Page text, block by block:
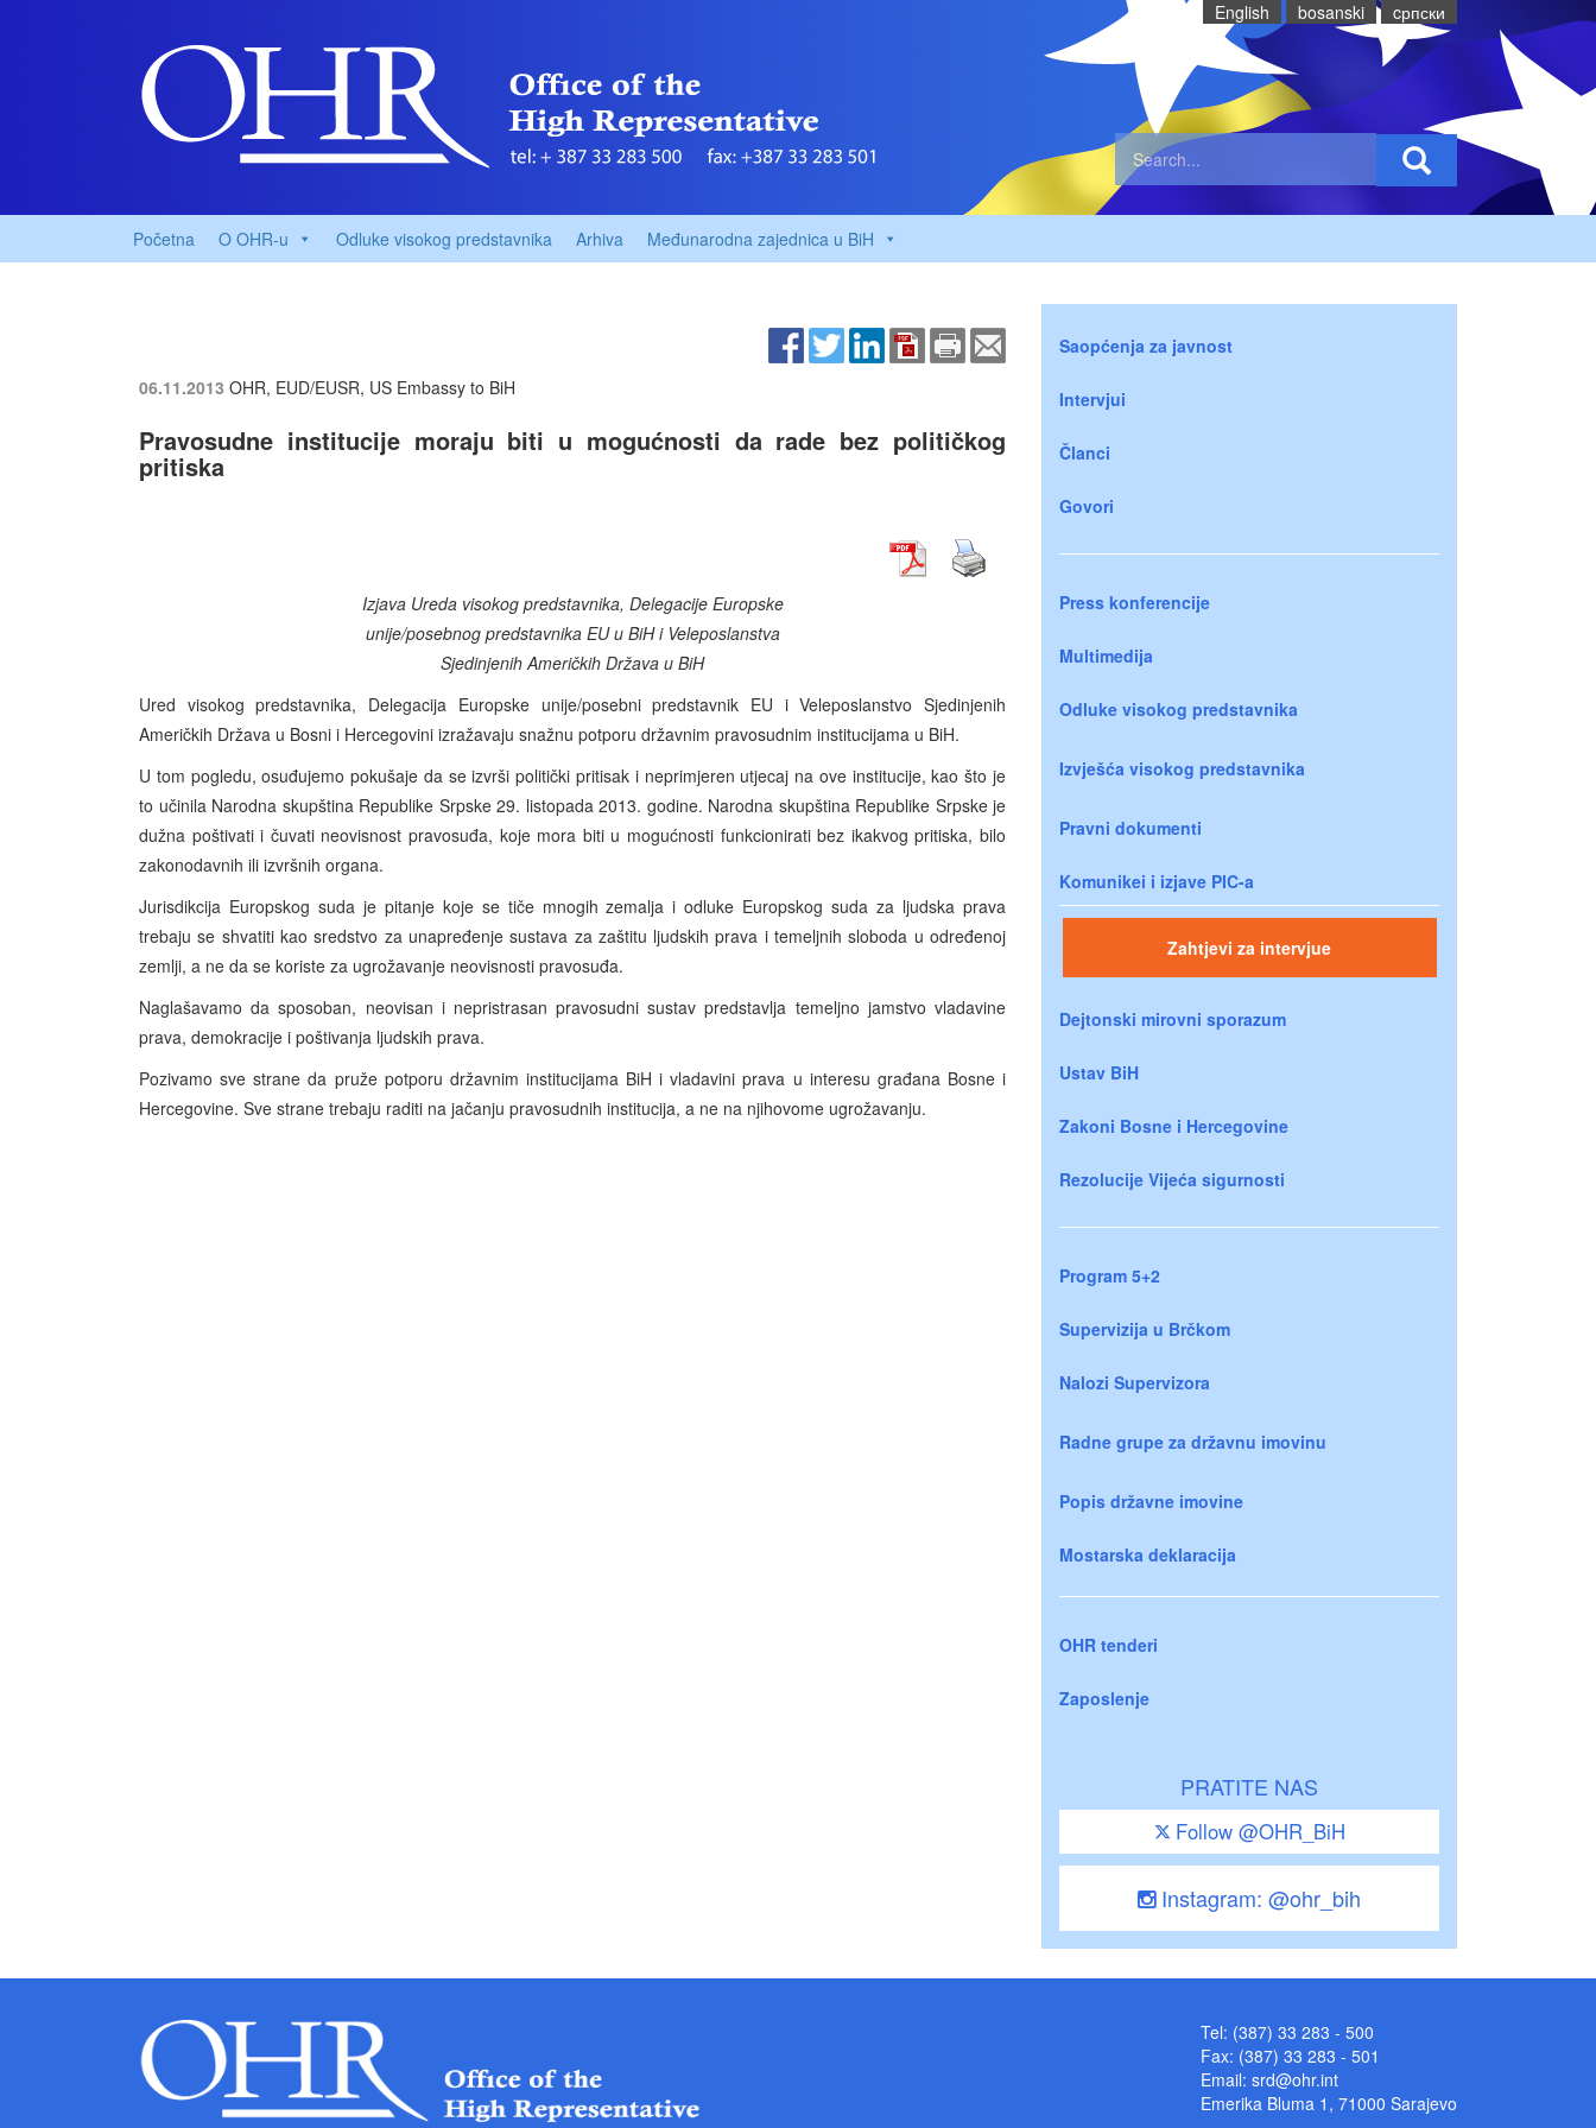
English bosanski cрпски
Početna O OHR-u Odluke visokog predstavnika Arhiva Međunarodna zajednica u BiH
06.11.2013 OHR, EUD/EUSR, US Embassy to BiH
Pravosudne institucije moraju biti u mogućnosti da rade bez političkog
pritiska
Izjava Ureda visokog predstavnika, Delegacije Europske
unije/posebnog predstavnika EU u BiH i Veleposlanstva
Sjedinjenih Američkih Država u BiH
Ured visokog predstavnika, Delegacija Europske unije/posebni predstavnik EU i Veleposlanstvo Sjedinjenih
Američkih Država u Bosni i Hercegovini izražavaju snažnu potporu državnim pravosudnim institucijama u BiH.
U tom pogledu, osuđujemo pokušaje da se izvrši politički pritisak i neprimjeren utjecaj na ove institucije, kao što je
to učinila Narodna skupština Republike Srpske 29. listopada 2013. godine. Narodna skupština Republike Srpske je
dužna poštivati i čuvati neovisnost pravosuđa, koje mora biti u mogućnosti funkcionirati bez ikakvog pritiska, bilo
zakonodavnih ili izvršnih organa.
Jurisdikcija Europskog suda je pitanje koje se tiče mnogih zemalja i odluke Europskog suda za ljudska prava
trebaju se shvatiti kao sredstvo za unapređenje sustava za zaštitu ljudskih prava i temeljnih sloboda u određenoj
zemlji, a ne da se koriste za ugrožavanje neovisnosti pravosuđa.
Naglašavamo da sposoban, neovisan i nepristrasan pravosudni sustav predstavlja temeljno jamstvo vladavine
prava, demokracije i poštivanja ljudskih prava.
Pozivamo sve strane da pruže potporu državnim institucijama BiH i vladavini prava u interesu građana Bosne i
Hercegovine. Sve strane trebaju raditi na jačanju pravosudnih institucija, a ne na njihovome ugrožavanju.
Saopćenja za javnost
Intervjui
Članci
Govori
Press konferencije
Multimedija
Odluke visokog predstavnika
Izvješća visokog predstavnika
Pravni dokumenti
Komunikei i izjave PIC-a
Zahtjevi za intervjue
Dejtonski mirovni sporazum
Ustav BiH
Zakoni Bosne i Hercegovine
Rezolucije Vijeća sigurnosti
Program 5+2
Supervizija u Brčkom
Nalozi Supervizora
Radne grupe za državnu imovinu
Popis državne imovine
Mostarska deklaracija
OHR tenderi
Zaposlenje
PRATITE NAS
Follow @OHR_BiH
Instagram: @ohr_bih
Tel: (387) 33 283 - 500
Fax: (387) 33 283 - 501
Email: srd@ohr.int
Emerika Bluma 1, 71000 Sarajevo